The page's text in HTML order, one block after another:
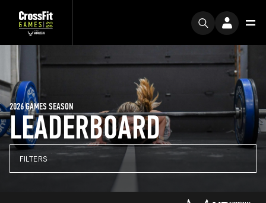
LEADERBOARD
2026 GAMES SEASON
FILTERS